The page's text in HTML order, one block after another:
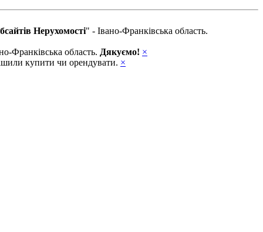
Нерухомості" - Івано-Франківська область.
Франківська область. Дякуємо! ×
купити чи орендувати. ×